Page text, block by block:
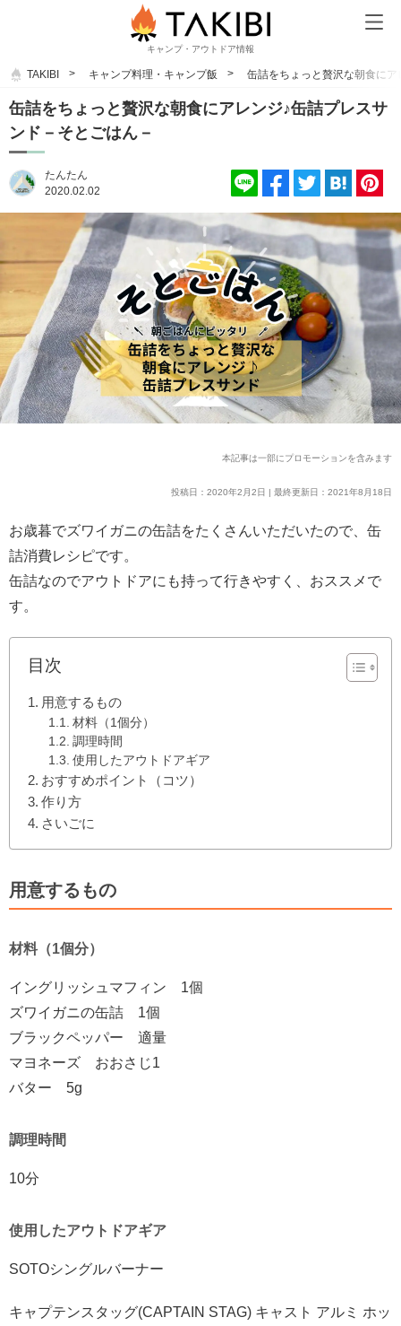
キャンプ・アウトドア情報
TAKIBI キャンプ料理・キャンプ飯 缶詰をちょっと贅沢な朝食に
缶詰をちょっと贅沢な朝食にアレンジ♪缶詰プレスサ
ンド－そとごはん－
たんたん
2020.02.02
本記事は一部にプロモーションを含みます
投稿日：2020年2月2日 | 最終更新日：2021年8月18日
お歳暮でズワイガニの缶詰をたくさんいただいたので、缶
詰消費レシピです。
缶詰なのでアウトドアにも持って行きやすく、おススメで
す。
目次
用意するもの
材料（1個分）
調理時間
使用したアウトドアギア
おすすめポイント（コツ）
作り方
さいごに
用意するもの
材料（1個分）
イングリッシュマフィン 1個
ズワイガニの缶詰 1個
ブラックペッパー 適量
マヨネーズ おおさじ1
バター 5g
調理時間
10分
使用したアウトドアギア
SOTOシングルバーナー
キャプテンスタッグ(CAPTAIN STAG) キャスト アルミ ホッ